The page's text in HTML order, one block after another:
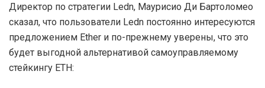
Директор по стратегии Ledn, Маурисио Ди Бартоломео
сказал, что пользователи Ledn постоянно интересуются
предложением Ether и по-прежнему уверены, что это
будет выгодной альтернативой самоуправляемому
стейкингу ETH: